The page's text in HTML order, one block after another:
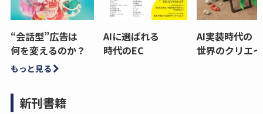
“会話型”広告は
何を変えるのか？
AIに選ばれる
時代のEC
AI実装時代の
世界のクリエ
もっと見る
新刊書籍